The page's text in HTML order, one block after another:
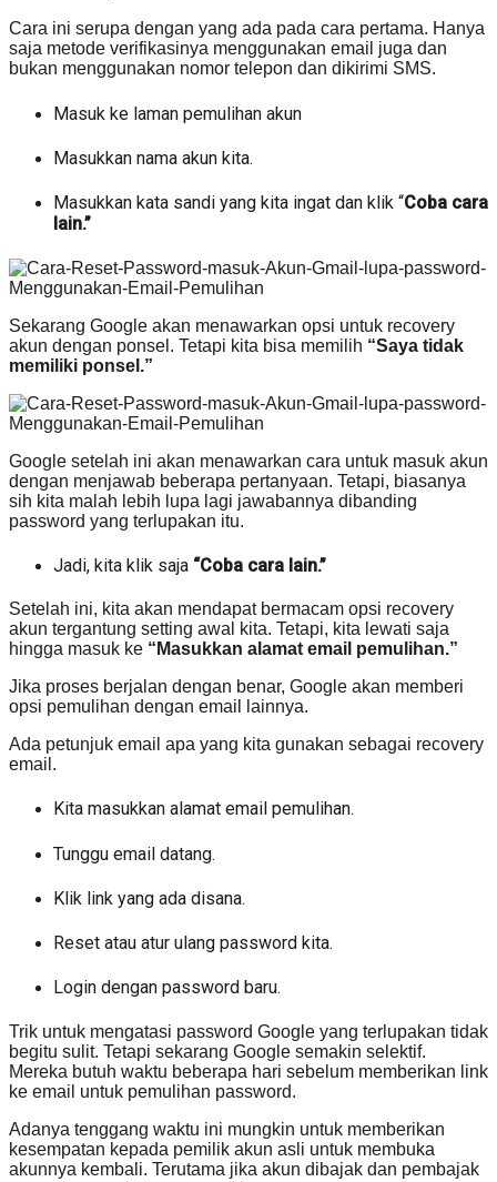
Cara ini serupa dengan yang ada pada cara pertama. Hanya
saja metode verifikasinya menggunakan email juga dan
bukan menggunakan nomor telepon dan dikirimi SMS.
Masuk ke laman pemulihan akun
Masukkan nama akun kita.
Masukkan kata sandi yang kita ingat dan klik “Coba cara
lain.”
Sekarang Google akan menawarkan opsi untuk recovery
akun dengan ponsel. Tetapi kita bisa memilih “Saya tidak
memiliki ponsel.”
Google setelah ini akan menawarkan cara untuk masuk akun
dengan menjawab beberapa pertanyaan. Tetapi, biasanya
sih kita malah lebih lupa lagi jawabannya dibanding
password yang terlupakan itu.
Jadi, kita klik saja “Coba cara lain.”
Setelah ini, kita akan mendapat bermacam opsi recovery
akun tergantung setting awal kita. Tetapi, kita lewati saja
hingga masuk ke “Masukkan alamat email pemulihan.”
Jika proses berjalan dengan benar, Google akan memberi
opsi pemulihan dengan email lainnya.
Ada petunjuk email apa yang kita gunakan sebagai recovery
email.
Kita masukkan alamat email pemulihan.
Tunggu email datang.
Klik link yang ada disana.
Reset atau atur ulang password kita.
Login dengan password baru.
Trik untuk mengatasi password Google yang terlupakan tidak
begitu sulit. Tetapi sekarang Google semakin selektif.
Mereka butuh waktu beberapa hari sebelum memberikan link
ke email untuk pemulihan password.
Adanya tenggang waktu ini mungkin untuk memberikan
kesempatan kepada pemilik akun asli untuk membuka
akunnya kembali. Terutama jika akun dibajak dan pembajak